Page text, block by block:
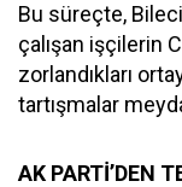
Bu süreçte,
çalışan işçilerin
zorlandıkları
tartışmalar
AK PARTİ’DEN